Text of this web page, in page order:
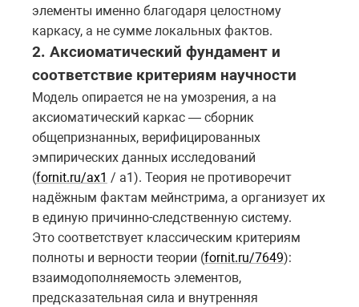
элементы именно благодаря целостному
каркасу, а не сумме локальных фактов.
2. Аксиоматический фундамент и
соответствие критериям научности
Модель опирается не на умозрения, а на
аксиоматический каркас — сборник
общепризнанных, верифицированных
эмпирических данных исследований
(fornit.ru/ax1 / a1). Теория не противоречит
надёжным фактам мейнстрима, а организует их
в единую причинно-следственную систему.
Это соответствует классическим критериям
полноты и верности теории (fornit.ru/7649):
взаимодополняемость элементов,
предсказательная сила и внутренняя